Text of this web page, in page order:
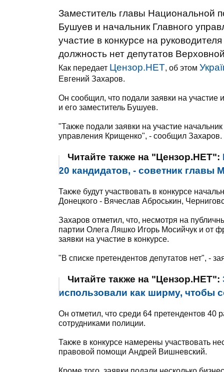
Заместитель главы Национальной
Бушуев и начальник Главного
участие в конкурсе на
должность нет депутатов
Как передает Цензор.НЕТ, об этом
Евгений Захаров.
Он сообщил, что подали заявки на
и его заместитель Бушуев.
"Также подали заявки на участие
управления Крищенко", - сообщил Захаров.
Читайте также на "Цензор.НЕТ":
20 кандидатов, - советник главы
Также будут участвовать в конкурсе
Донецкого - Вячеслав Аброськин,
Захаров отметил, что, несмотря на
партии Олега Ляшко Игорь Мосийчук и от
заявки на участие в конкурсе.
"В списке претендентов депутатов нет", -
Читайте также на "Цензор.НЕТ":
использовали как ширму, чтобы
Он отметил, что среди 64 претендентов
сотрудниками полиции.
Также в конкурсе намерены участвовать
правовой помощи Андрей Вишневский.